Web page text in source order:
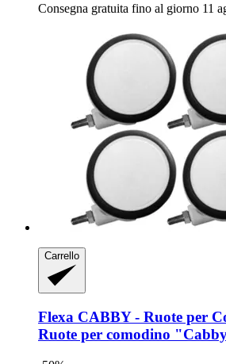
Consegna gratuita fino al giorno 11
Carrello
Flexa CABBY -​ Ruote per
Ruote per comodino